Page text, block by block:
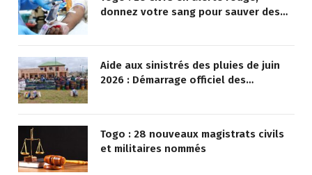
donnez votre sang pour sauver des
Aide aux sinistrés des pluies de juin
2026 : Démarrage officiel des
Togo : 28 nouveaux magistrats civils
et militaires nommés